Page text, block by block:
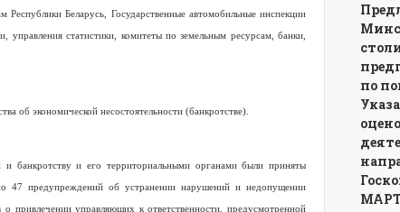
Беларусь, Государственные автомобильные инспекции
управления статистики, комитеты по земельным ресурсам, банки,
об экономической несостоятельности (банкротстве).
банкротству и его территориальными органами были приняты
47 предупреждений об устранении нарушений и недопущении
привлечении управляющих к ответственности, предусмотренной
по